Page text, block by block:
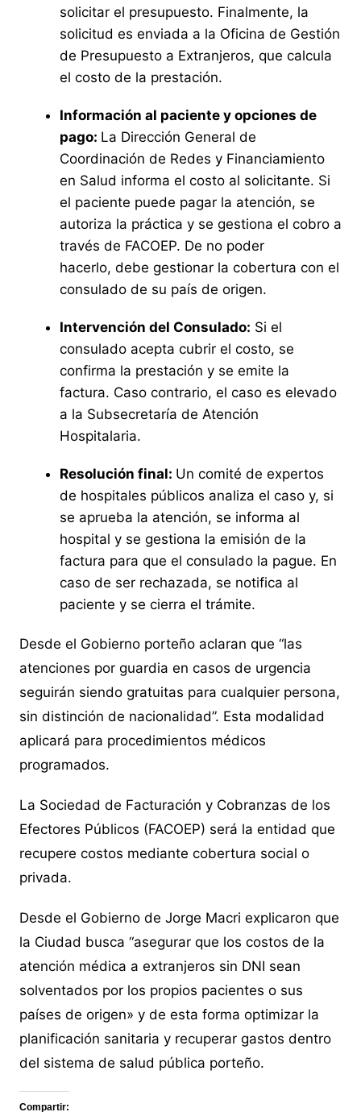
solicitar el presupuesto. Finalmente, la
solicitud es enviada a la Oficina de Gestión
de Presupuesto a Extranjeros, que calcula
el costo de la prestación.
Información al paciente y opciones de
pago: La Dirección General de
Coordinación de Redes y Financiamiento
en Salud informa el costo al solicitante. Si
el paciente puede pagar la atención, se
autoriza la práctica y se gestiona el cobro a
través de FACOEP. De no poder
hacerlo, debe gestionar la cobertura con el
consulado de su país de origen.
Intervención del Consulado: Si el
consulado acepta cubrir el costo, se
confirma la prestación y se emite la
factura. Caso contrario, el caso es elevado
a la Subsecretaría de Atención
Hospitalaria.
Resolución final: Un comité de expertos
de hospitales públicos analiza el caso y, si
se aprueba la atención, se informa al
hospital y se gestiona la emisión de la
factura para que el consulado la pague. En
caso de ser rechazada, se notifica al
paciente y se cierra el trámite.
Desde el Gobierno porteño aclaran que “las
atenciones por guardia en casos de urgencia
seguirán siendo gratuitas para cualquier persona,
sin distinción de nacionalidad”. Esta modalidad
aplicará para procedimientos médicos
programados.
La Sociedad de Facturación y Cobranzas de los
Efectores Públicos (FACOEP) será la entidad que
recupere costos mediante cobertura social o
privada.
Desde el Gobierno de Jorge Macri explicaron que
la Ciudad busca “asegurar que los costos de la
atención médica a extranjeros sin DNI sean
solventados por los propios pacientes o sus
países de origen» y de esta forma optimizar la
planificación sanitaria y recuperar gastos dentro
del sistema de salud pública porteño.
Compartir: